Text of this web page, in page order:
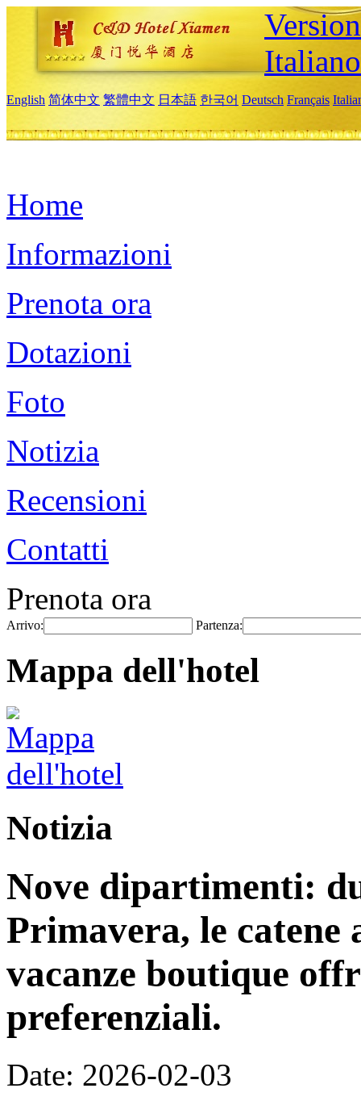
Italiano
English 简体中文 繁體中文 日本語 한국어 Deutsch Français
Home
Informazioni
Prenota ora
Dotazioni
Foto
Notizia
Recensioni
Contatti
Prenota ora
Arrivo: Partenza:
Mappa dell'hotel
Notizia
Nove dipartimenti:
Primavera, le catene
vacanze boutique
preferenziali.
Date: 2026-02-03